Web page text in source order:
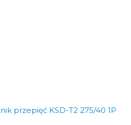
przepięć KSD-T2 275/40 1P